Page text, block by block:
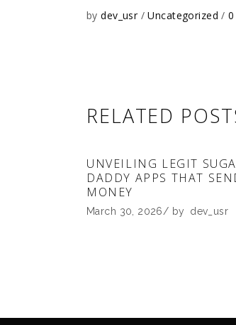
bydev_usr Uncategorized 0
RELATED
UNVEILING LEGIT
DADDY APPS THAT
MONEY
March 30, 2026 by dev_usr